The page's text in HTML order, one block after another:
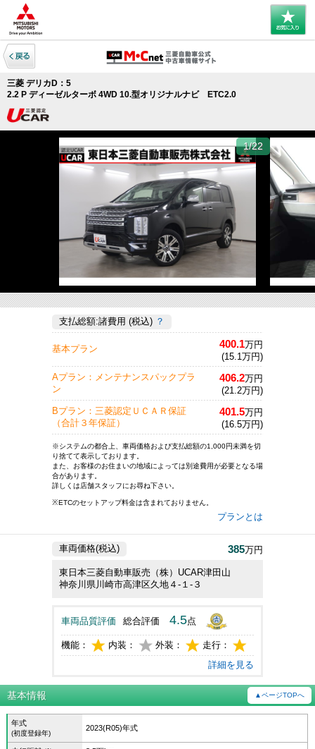
三菱 デリカD：5
2.2 P ディーゼルターボ 4WD 10.型オリジナルナビ ETC2.0
1/22
支払総額:諸費用 (税込) ？
基本プラン 400.1万円
(15.1万円)
Aプラン：メンテナンスパックプラ
ン
406.2万円
(21.2万円)
Bプラン：三菱認定ＵＣＡＲ保証
（合計３年保証）
401.5万円
(16.5万円)
※システムの都合上、車両価格および支払総額の1,000円未満を切
り捨てて表示しております。
また、お客様のお住まいの地域によっては別途費用が必要となる場
合があります。
詳しくは店舗スタッフにお尋ね下さい。
※ETCのセットアップ料金は含まれておりません。
プランとは
車両価格(税込) 385万円
東日本三菱自動車販売（株）UCAR津田山
神奈川県川崎市高津区久地４‐１‐３
車両品質評価 総合評価 4.5点
機能： 内装： 外装：
走行：
詳細を見る
基本情報 ▲ページTOPへ
年式
(初度登録年)
2023(R05)年式